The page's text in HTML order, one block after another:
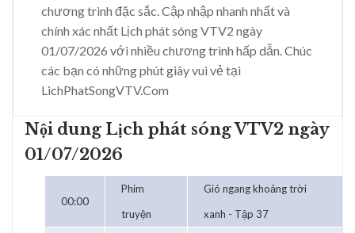
chương trình đặc sắc. Cập nhập nhanh nhất và
chính xác nhất Lịch phát sóng VTV2 ngày
01/07/2026 với nhiều chương trình hấp dẫn. Chúc
các bạn có những phút giây vui vẻ tại
LichPhatSongVTV.Com
Nội dung Lịch phát sóng VTV2 ngày
01/07/2026
00:00
Phim
truyện
Gió ngang khoảng trời
xanh - Tập 37